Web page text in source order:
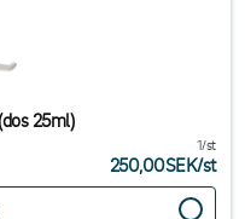
25ml)
1/st
250,00SEK/st